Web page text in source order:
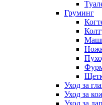
Груминг
Уход за
Уход за
Уход за